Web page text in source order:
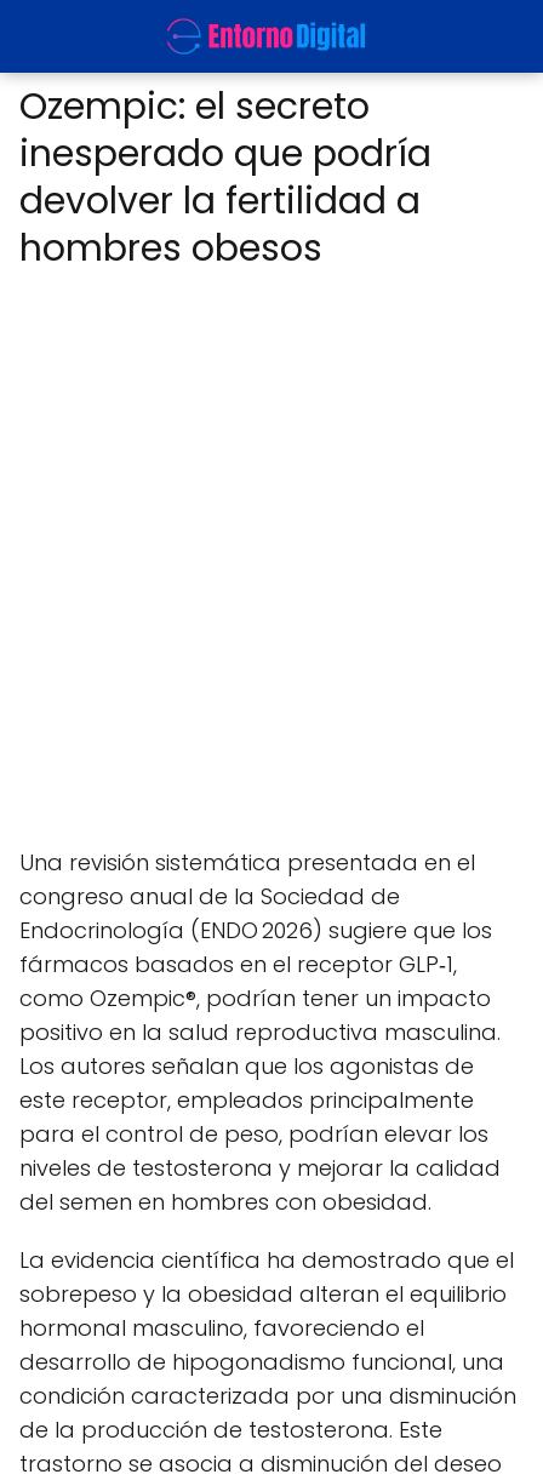
Ozempic: el secreto
inesperado que podría
devolver la fertilidad a
hombres obesos
Una revisión sistemática presentada en el
congreso anual de la Sociedad de
Endocrinología (ENDO 2026) sugiere que los
fármacos basados en el receptor GLP‑1,
como Ozempic®, podrían tener un impacto
positivo en la salud reproductiva masculina.
Los autores señalan que los agonistas de
este receptor, empleados principalmente
para el control de peso, podrían elevar los
niveles de testosterona y mejorar la calidad
del semen en hombres con obesidad.
La evidencia científica ha demostrado que el
sobrepeso y la obesidad alteran el equilibrio
hormonal masculino, favoreciendo el
desarrollo de hipogonadismo funcional, una
condición caracterizada por una disminución
de la producción de testosterona. Este
trastorno se asocia a disminución del deseo